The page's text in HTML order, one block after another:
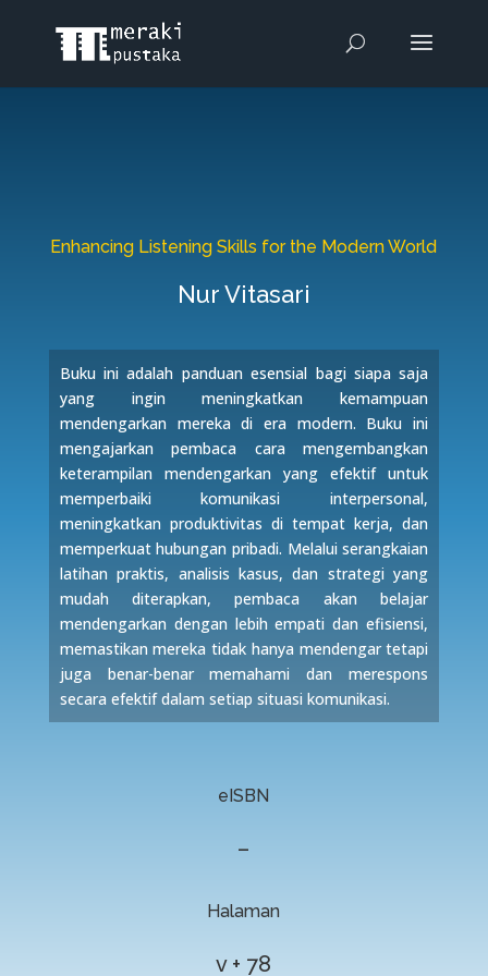
Enhancing Listening Skills for the Modern World
Nur Vitasari
Buku ini adalah panduan esensial bagi siapa saja
yang ingin meningkatkan kemampuan
mendengarkan mereka di era modern. Buku ini
mengajarkan pembaca cara mengembangkan
keterampilan mendengarkan yang efektif untuk
memperbaiki komunikasi interpersonal,
meningkatkan produktivitas di tempat kerja, dan
memperkuat hubungan pribadi. Melalui serangkaian
latihan praktis, analisis kasus, dan strategi yang
mudah diterapkan, pembaca akan belajar
mendengarkan dengan lebih empati dan efisiensi,
memastikan mereka tidak hanya mendengar tetapi
juga benar-benar memahami dan merespons
secara efektif dalam setiap situasi komunikasi.
eISBN
–
Halaman
v + 78